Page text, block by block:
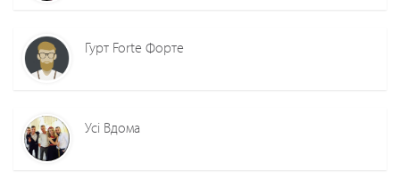
Гурт Forte Форте
Усі Вдома